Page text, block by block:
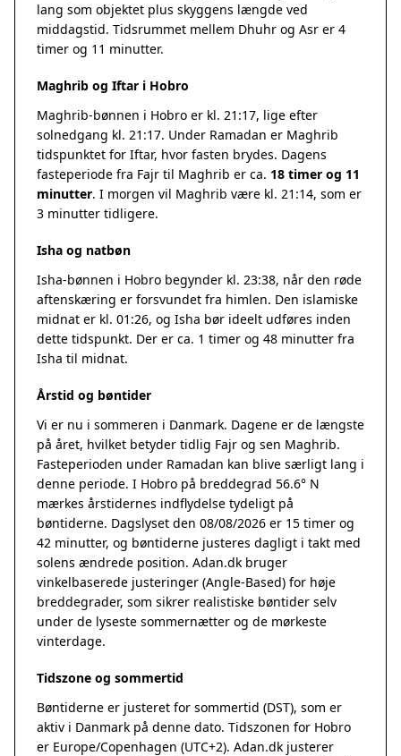
lang som objektet plus skyggens længde ved
middagstid. Tidsrummet mellem Dhuhr og Asr er 4
timer og 11 minutter.
Maghrib og Iftar i Hobro
Maghrib-bønnen i Hobro er kl. 21:17, lige efter
solnedgang kl. 21:17. Under Ramadan er Maghrib
tidspunktet for Iftar, hvor fasten brydes. Dagens
fasteperiode fra Fajr til Maghrib er ca. 18 timer og 11
minutter. I morgen vil Maghrib være kl. 21:14, som er
3 minutter tidligere.
Isha og natbøn
Isha-bønnen i Hobro begynder kl. 23:38, når den røde
aftenskæring er forsvundet fra himlen. Den islamiske
midnat er kl. 01:26, og Isha bør ideelt udføres inden
dette tidspunkt. Der er ca. 1 timer og 48 minutter fra
Isha til midnat.
Årstid og bøntider
Vi er nu i sommeren i Danmark. Dagene er de længste
på året, hvilket betyder tidlig Fajr og sen Maghrib.
Fasteperioden under Ramadan kan blive særligt lang i
denne periode. I Hobro på breddegrad 56.6° N
mærkes årstidernes indflydelse tydeligt på
bøntiderne. Dagslyset den 08/08/2026 er 15 timer og
42 minutter, og bøntiderne justeres dagligt i takt med
solens ændrede position. Adan.dk bruger
vinkelbaserede justeringer (Angle-Based) for høje
breddegrader, som sikrer realistiske bøntider selv
under de lyseste sommernætter og de mørkeste
vinterdage.
Tidszone og sommertid
Bøntiderne er justeret for sommertid (DST), som er
aktiv i Danmark på denne dato. Tidszonen for Hobro
er Europe/Copenhagen (UTC+2). Adan.dk justerer